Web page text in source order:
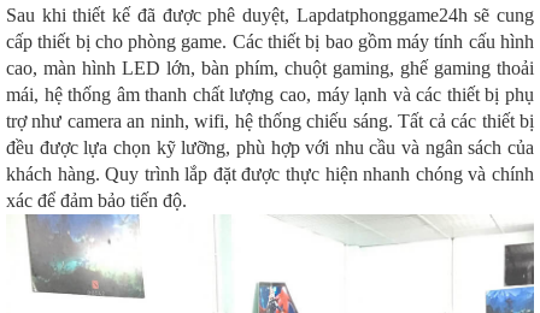
Sau khi thiết kế đã được phê duyệt, Lapdatphonggame24h sẽ cung
cấp thiết bị cho phòng game. Các thiết bị bao gồm máy tính cấu hình
cao, màn hình LED lớn, bàn phím, chuột gaming, ghế gaming thoải
mái, hệ thống âm thanh chất lượng cao, máy lạnh và các thiết bị phụ
trợ như camera an ninh, wifi, hệ thống chiếu sáng. Tất cả các thiết bị
đều được lựa chọn kỹ lưỡng, phù hợp với nhu cầu và ngân sách của
khách hàng. Quy trình lắp đặt được thực hiện nhanh chóng và chính
xác để đảm bảo tiến độ.